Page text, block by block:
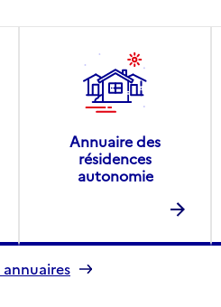
Annuaire des
résidences
autonomie
annuaires